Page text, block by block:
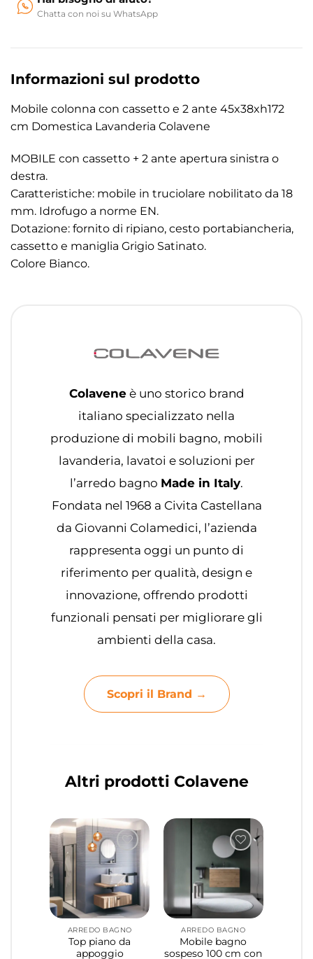
Chatta con noi su WhatsApp
Informazioni sul prodotto
Mobile colonna con cassetto e 2 ante 45x38xh172
cm Domestica Lavanderia Colavene
MOBILE con cassetto + 2 ante apertura sinistra o
destra.
Caratteristiche: mobile in truciolare nobilitato da 18
mm. Idrofugo a norme EN.
Dotazione: fornito di ripiano, cesto portabiancheria,
cassetto e maniglia Grigio Satinato.
Colore Bianco.
Colaveneè uno storico brand
italiano specializzato nella
produzione di mobili bagno, mobili
lavanderia, lavatoi e soluzioni per
l’arredo bagno Made in Italy.
Fondata nel 1968 a Civita Castellana
da Giovanni Colamedici, l’azienda
rappresenta oggi un punto di
riferimento per qualità, design e
innovazione, offrendo prodotti
funzionali pensati per migliorare gli
ambienti della casa.
Scopri il Brand →
Altri prodotti Colavene
ARREDO BAGNO
Top piano da
appoggio
ARREDO BAGNO
Mobile bagno
sospeso 100 cm con